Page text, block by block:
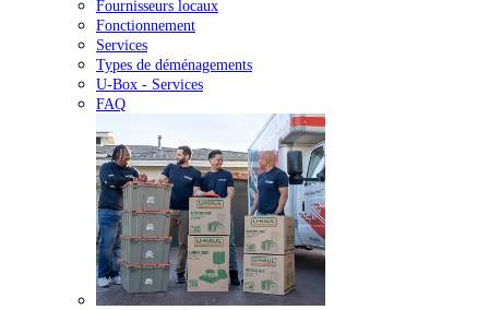
Fournisseurs locaux
Fonctionnement
Services
Types de déménagements
U-Box - Services
FAQ